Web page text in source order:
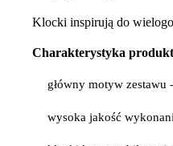
Klocki inspirują do
Charakterystyka
główny motyw
wysoka jakość